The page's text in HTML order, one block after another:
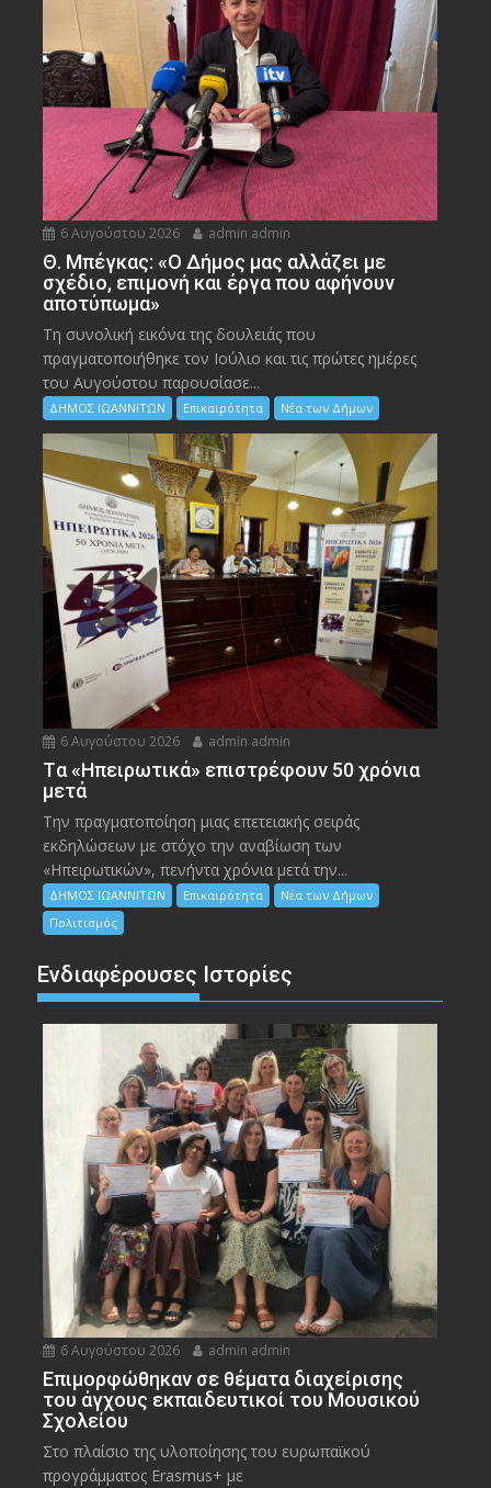
6 Αυγούστου 2026 admin admin
Θ. Μπέγκας: «Ο Δήμος μας αλλάζει με
σχέδιο, επιμονή και έργα που αφήνουν
αποτύπωμα»
Τη συνολική εικόνα της δουλειάς που
πραγματοποιήθηκε τον Ιούλιο και τις πρώτες ημέρες
του Αυγούστου παρουσίασε...
ΔΗΜΟΣ ΙΩΑΝΝΙΤΩΝ Επικαιρότητα Νέα των Δήμων
6 Αυγούστου 2026 admin admin
Tα «Ηπειρωτικά» επιστρέφουν 50 χρόνια
μετά
Την πραγματοποίηση μιας επετειακής σειράς
εκδηλώσεων με στόχο την αναβίωση των
«Ηπειρωτικών», πενήντα χρόνια μετά την...
ΔΗΜΟΣ ΙΩΑΝΝΙΤΩΝ Επικαιρότητα
Νέα των Δήμων
Πολιτισμός
Ενδιαφέρουσες Ιστορίες
6 Αυγούστου 2026 admin admin
Eπιμορφώθηκαν σε θέματα διαχείρισης
του άγχους εκπαιδευτικοί του Μουσικού
Σχολείου
Στο πλαίσιο της υλοποίησης του ευρωπαϊκού
προγράμματος Erasmus+ με